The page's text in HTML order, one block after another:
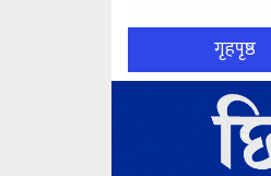
गृहपृष्ठ